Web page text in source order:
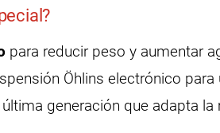
para reducir peso y aumentar
Öhlins electrónico
generación que adapta